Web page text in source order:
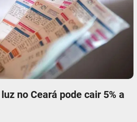
no Ceará pode cair 5% a